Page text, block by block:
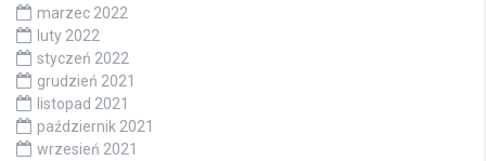
marzec 2022
luty 2022
styczeń 2022
grudzień 2021
listopad 2021
październik 2021
wrzesień 2021